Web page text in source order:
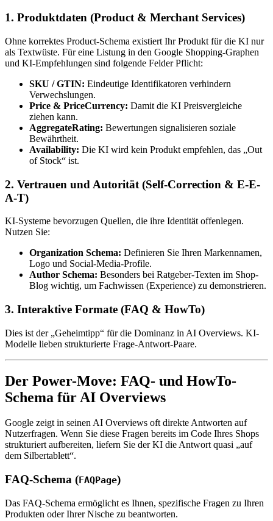
1. Produktdaten (Product & Merchant Services)
Ohne korrektes Product-Schema existiert Ihr Produkt für die KI nur
als Textwüste. Für eine Listung in den Google Shopping-Graphen
und KI-Empfehlungen sind folgende Felder Pflicht:
SKU / GTIN: Eindeutige Identifikatoren verhindern
Verwechslungen.
Price & PriceCurrency: Damit die KI Preisvergleiche
ziehen kann.
AggregateRating: Bewertungen signalisieren soziale
Bewährtheit.
Availability: Die KI wird kein Produkt empfehlen, das „Out
of Stock“ ist.
2. Vertrauen und Autorität (Self-Correction & E-E-
A-T)
KI-Systeme bevorzugen Quellen, die ihre Identität offenlegen.
Nutzen Sie:
Organization Schema: Definieren Sie Ihren Markennamen,
Logo und Social-Media-Profile.
Author Schema: Besonders bei Ratgeber-Texten im Shop-
Blog wichtig, um Fachwissen (Experience) zu demonstrieren.
3. Interaktive Formate (FAQ & HowTo)
Dies ist der „Geheimtipp“ für die Dominanz in AI Overviews. KI-
Modelle lieben strukturierte Frage-Antwort-Paare.
Der Power-Move: FAQ- und HowTo-
Schema für AI Overviews
Google zeigt in seinen AI Overviews oft direkte Antworten auf
Nutzerfragen. Wenn Sie diese Fragen bereits im Code Ihres Shops
strukturiert aufbereiten, liefern Sie der KI die Antwort quasi „auf
dem Silbertablett“.
FAQ-Schema (FAQPage)
Das FAQ-Schema ermöglicht es Ihnen, spezifische Fragen zu Ihren
Produkten oder Ihrer Nische zu beantworten.